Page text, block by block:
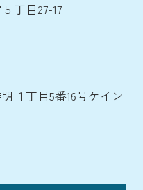
丁目27-17
１丁目5番16号ケイン